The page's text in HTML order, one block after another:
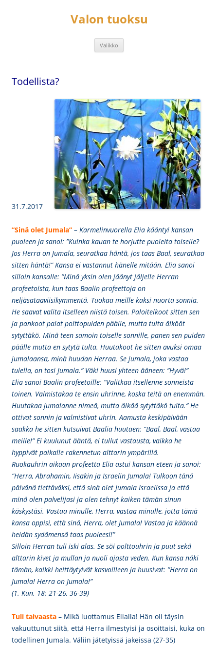
Valon tuoksu
Valikko
Todellista?
31.7.2017
”Sinä olet Jumala” – Karmelinvuorella Elia kääntyi kansan
puoleen ja sanoi: ”Kuinka kauan te horjutte puolelta toiselle?
Jos Herra on Jumala, seuratkaa häntä, jos taas Baal, seuratkaa
sitten häntä!” Kansa ei vastannut hänelle mitään. Elia sanoi
silloin kansalle: ”Minä yksin olen jäänyt jäljelle Herran
profeetoista, kun taas Baalin profeettoja on
neljäsataaviisikymmentä. Tuokaa meille kaksi nuorta sonnia.
He saavat valita itselleen niistä toisen. Paloitelkoot sitten sen
ja pankoot palat polttopuiden päälle, mutta tulta älkööt
sytyttäkö. Minä teen samoin toiselle sonnille, panen sen puiden
päälle mutta en sytytä tulta. Huutakoot he sitten avuksi omaa
jumalaansa, minä huudan Herraa. Se jumala, joka vastaa
tulella, on tosi Jumala.” Väki huusi yhteen ääneen: ”Hyvä!”
Elia sanoi Baalin profeetoille: ”Valitkaa itsellenne sonneista
toinen. Valmistakaa te ensin uhrinne, koska teitä on enemmän.
Huutakaa jumalanne nimeä, mutta älkää sytyttäkö tulta.” He
ottivat sonnin ja valmistivat uhrin. Aamusta keskipäivään
saakka he sitten kutsuivat Baalia huutaen: ”Baal, Baal, vastaa
meille!” Ei kuulunut ääntä, ei tullut vastausta, vaikka he
hyppivät paikalle rakennetun alttarin ympärillä.
Ruokauhrin aikaan profeetta Elia astui kansan eteen ja sanoi:
”Herra, Abrahamin, Iisakin ja Israelin Jumala! Tulkoon tänä
päivänä tiettäväksi, että sinä olet Jumala Israelissa ja että
minä olen palvelijasi ja olen tehnyt kaiken tämän sinun
käskystäsi. Vastaa minulle, Herra, vastaa minulle, jotta tämä
kansa oppisi, että sinä, Herra, olet Jumala! Vastaa ja käännä
heidän sydämensä taas puoleesi!”
Silloin Herran tuli iski alas. Se söi polttouhrin ja puut sekä
alttarin kivet ja mullan ja nuoli ojasta veden. Kun kansa näki
tämän, kaikki heittäytyivät kasvoilleen ja huusivat: ”Herra on
Jumala! Herra on Jumala!”
(1. Kun. 18: 21-26, 36-39)
Tuli taivaasta – Mikä luottamus Elialla! Hän oli täysin
vakuuttunut siitä, että Herra ilmestyisi ja osoittaisi, kuka on
todellinen Jumala. Väliin jätetyissä jakeissa (27-35)